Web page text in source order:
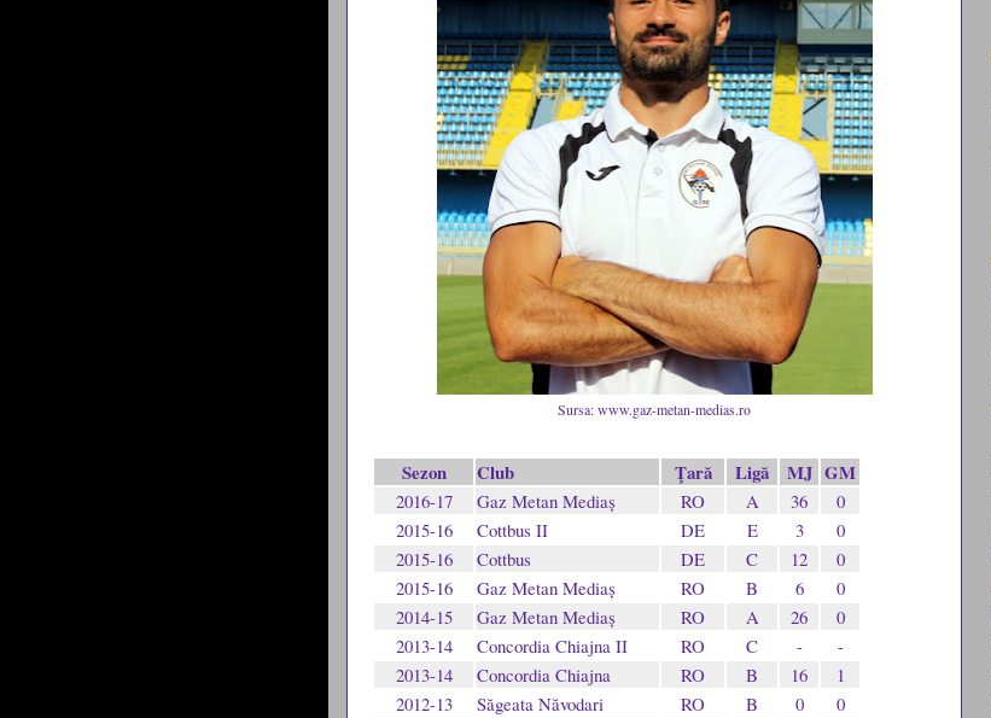
Sursa: www.gaz-metan-medias.ro
Sezon Club Ţară Ligă MJ GM
2016-17 Gaz Metan Mediaș RO A 36
0
2015-16
Cottbus II DE E 3
0
2015-16
Cottbus DE C 12
0
2015-16
Gaz Metan Mediaș RO B 6
0
2014-15
Gaz Metan Mediaș RO A 26
0
2013-14
Concordia Chiajna II RO C -
-
2013-14
Concordia Chiajna RO B 16
1
2012-13
Săgeata Năvodari RO B 0
0